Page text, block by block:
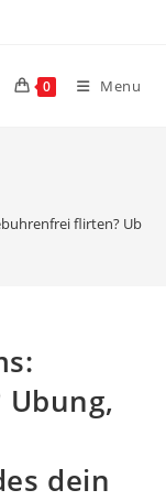
0 Menu
flirten?
dein